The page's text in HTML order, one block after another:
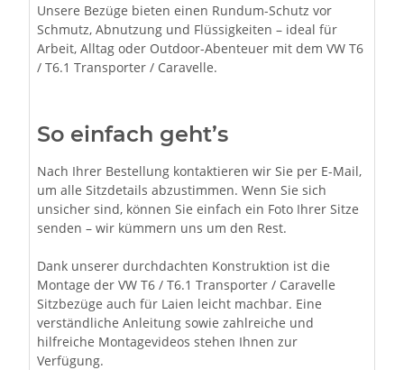
Unsere Bezüge bieten einen Rundum-Schutz vor
Schmutz, Abnutzung und Flüssigkeiten – ideal für
Arbeit, Alltag oder Outdoor-Abenteuer mit dem VW T6
/ T6.1 Transporter / Caravelle.
So einfach geht’s
Nach Ihrer Bestellung kontaktieren wir Sie per E-Mail,
um alle Sitzdetails abzustimmen. Wenn Sie sich
unsicher sind, können Sie einfach ein Foto Ihrer Sitze
senden – wir kümmern uns um den Rest.
Dank unserer durchdachten Konstruktion ist die
Montage der VW T6 / T6.1 Transporter / Caravelle
Sitzbezüge auch für Laien leicht machbar. Eine
verständliche Anleitung sowie zahlreiche und
hilfreiche Montagevideos stehen Ihnen zur
Verfügung.